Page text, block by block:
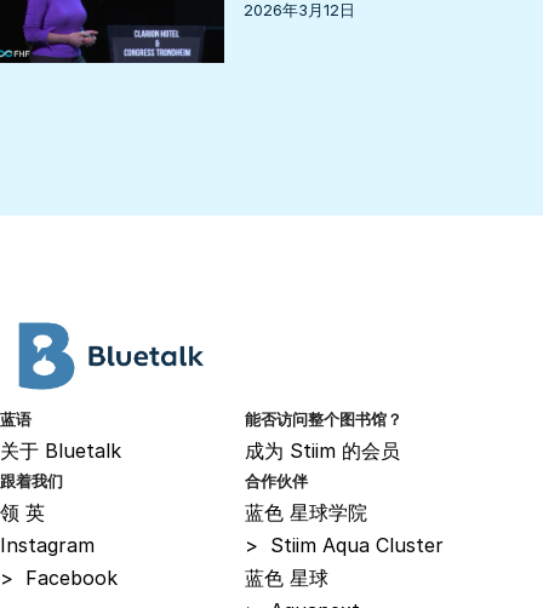
2026年3月12日
蓝语
关于 Bluetalk
能否访问整个图书馆？
成为 Stiim 的会员
跟着我们
领 英
Instagram
> Facebook
合作伙伴
蓝色 星球学院
> Stiim Aqua Cluster
蓝色 星球